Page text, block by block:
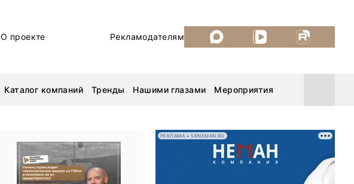
О проекте Рекламодателям
Каталог компаний Тренды Нашими глазами Мероприятия
РЕКЛАМА • SKNEMAN.RU